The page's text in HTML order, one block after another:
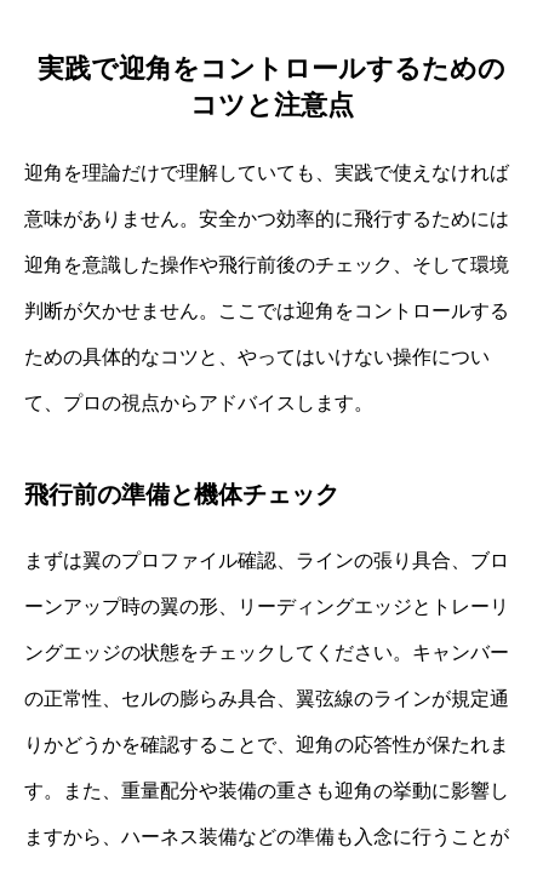
実践で迎角をコントロールするための
コツと注意点
迎角を理論だけで理解していても、実践で使えなければ
意味がありません。安全かつ効率的に飛行するためには
迎角を意識した操作や飛行前後のチェック、そして環境
判断が欠かせません。ここでは迎角をコントロールする
ための具体的なコツと、やってはいけない操作につい
て、プロの視点からアドバイスします。
飛行前の準備と機体チェック
まずは翼のプロファイル確認、ラインの張り具合、ブロ
ーンアップ時の翼の形、リーディングエッジとトレーリ
ングエッジの状態をチェックしてください。キャンバー
の正常性、セルの膨らみ具合、翼弦線のラインが規定通
りかどうかを確認することで、迎角の応答性が保たれま
す。また、重量配分や装備の重さも迎角の挙動に影響し
ますから、ハーネス装備などの準備も入念に行うことが